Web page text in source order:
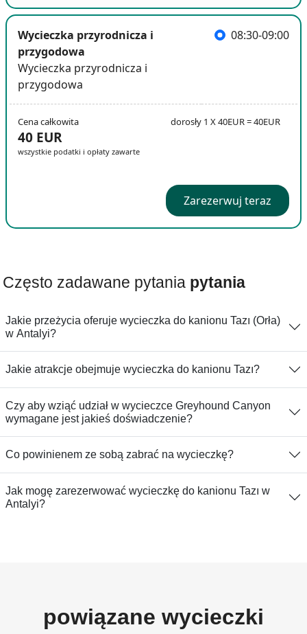
Wycieczka przyrodnicza i
przygodowa
Wycieczka przyrodnicza i
przygodowa
08:30-09:00
Cena całkowita
40 EUR
wszystkie podatki i opłaty zawarte
dorosły 1 X 40EUR = 40EUR
Zarezerwuj teraz
Często zadawane pytania pytania
Jakie przeżycia oferuje wycieczka do kanionu Tazı (Orła)
w Antalyi?
Jakie atrakcje obejmuje wycieczka do kanionu Tazı?
Czy aby wziąć udział w wycieczce Greyhound Canyon
wymagane jest jakieś doświadczenie?
Co powinienem ze sobą zabrać na wycieczkę?
Jak mogę zarezerwować wycieczkę do kanionu Tazı w
Antalyi?
powiązane wycieczki